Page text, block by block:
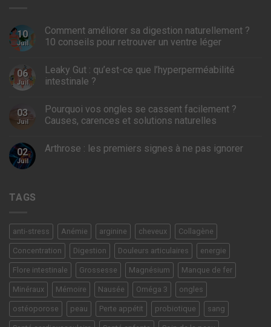
10
Juil
Comment améliorer sa digestion naturellement ?
10 conseils pour retrouver un ventre léger
06
Juil
Leaky Gut : qu’est-ce que l’hyperperméabilité
intestinale ?
03
Juil
Pourquoi vos ongles se cassent facilement ?
Causes, carences et solutions naturelles
02
Juil
Arthrose : les premiers signes à ne pas ignorer
TAGS
anti-stress Anémie arginine cheveux Collagène
Concentration Digestion Douleurs articulaires energie
Flore intestinale Grossesse Magnésium Manque de fer
Minéraux Mémoire Nausée Oméga 3 ongles
ostéoporose peau Perte appétit probiotique sang